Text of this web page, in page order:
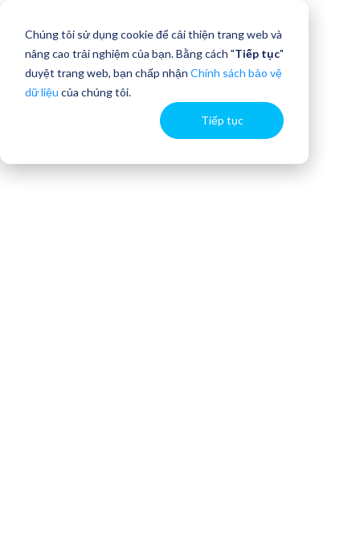
Chúng tôi sử dụng cookie để cải thiện trang web và
nâng cao trải nghiệm của bạn. Bằng cách "Tiếp tục"
duyệt trang web, bạn chấp nhận Chính sách bảo vệ
dữ liệu của chúng tôi.
Tiếp tục